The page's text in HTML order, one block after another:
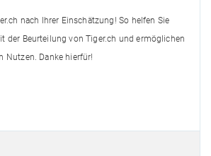
nach Ihrer Einschätzung! So helfen Sie
der Beurteilung von Tiger.ch und ermöglichen
Nutzen. Danke hierfür!